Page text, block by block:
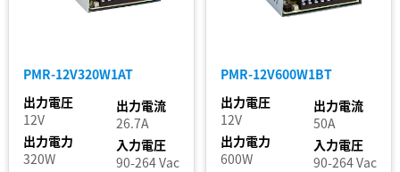
PMR-12V320W1AT
出力電圧
12V
出力電力
320W
出力電流
26.7A
入力電圧
90-264 Vac
PMR-12V600W1BT
出力電圧
12V
出力電力
600W
出力電流
50A
入力電圧
90-264 Vac